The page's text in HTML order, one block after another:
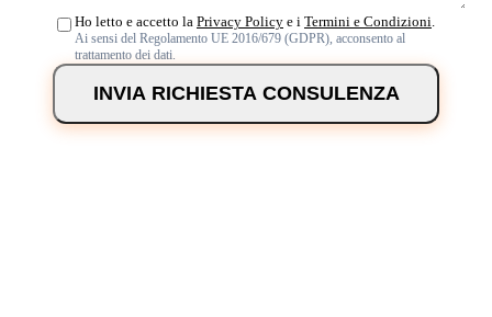
Ho letto e accetto la Privacy Policy e i Termini e Condizioni
Ai sensi del Regolamento UE 2016/679 (GDPR), acconsento al
trattamento dei dati.
INVIA RICHIESTA CONSULENZA